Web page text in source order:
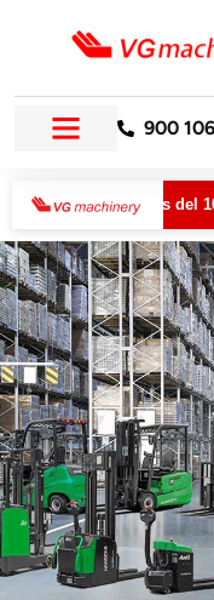
900
del 10 al 14 de